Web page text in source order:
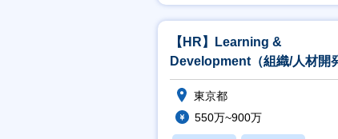
賞与あり
【HR】Learning &
Development（組織/人材開
成）税理士法人部門担当
東京都
550万~900万